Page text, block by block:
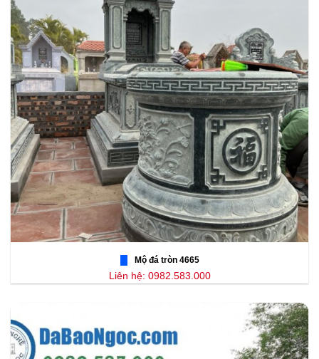
Mộ đá tròn 4665
Liên hệ: 0982.583.000